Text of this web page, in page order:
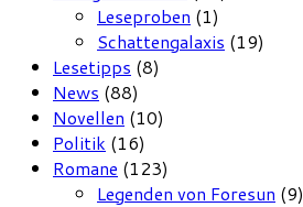
Leseproben (1)
Schattengalaxis (19)
Lesetipps (8)
News (88)
Novellen (10)
Politik (16)
Romane (123)
Legenden von Foresun (9)